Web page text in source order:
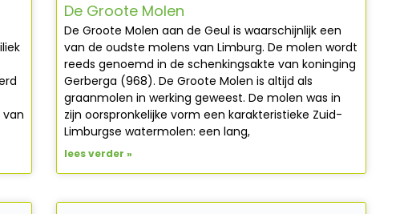
van
De Groote Molen
De Groote Molen aan de Geul is waarschijnlijk een
van de oudste molens van Limburg. De molen wordt
reeds genoemd in de schenkingsakte van koninging
Gerberga (968). De Groote Molen is altijd als
graanmolen in werking geweest. De molen was in
zijn oorspronkelijke vorm een karakteristieke Zuid-
Limburgse watermolen: een lang,
lees verder »